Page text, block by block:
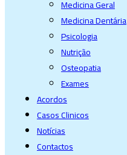
Medicina Geral
Medicina Dentária
Psicologia
Nutrição
Osteopatia
Exames
Acordos
Casos Clinicos
Notícias
Contactos